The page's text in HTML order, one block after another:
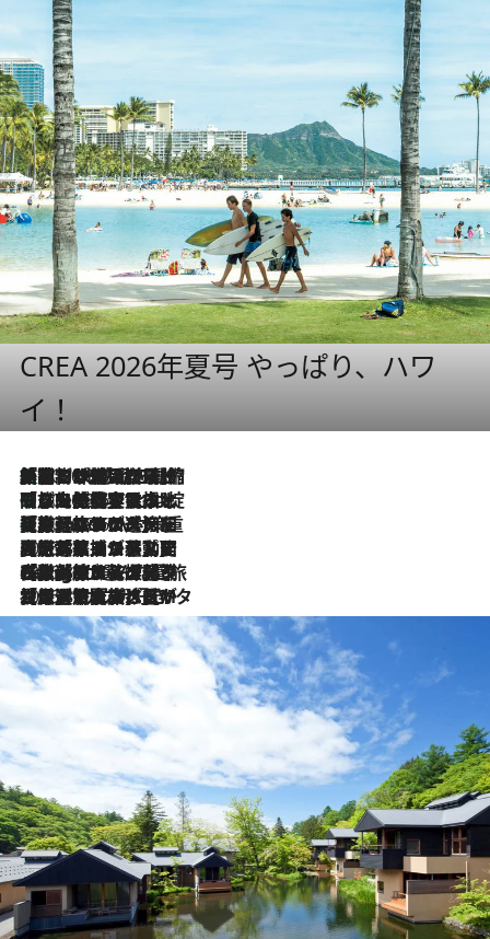
CREA 2026年夏号 やっぱり、ハワ
イ！
2026.8.6
「荷物が増えるほど旅ストレスは増す」美容ジャーナリストがたどり着いた最終結論。“化粧品を劇的に減らす”感動の凝縮美容とは
2026.8.6
「旅先には金髪ウィッグを持参」日本と同じメイクでは損してる!? 美容ジャーナリストが提案する“掟破りの旅美容”とは
2026.8.6
【厳選旅コスメ】「身軽さ＆UV対策重視！」ヘアアーティストshucoが選んだ夏旅ベストコスメを発表【Mサイズジップ】
2026.8.5
【厳選旅コスメ】国内をあちこち移動する河井菜摘が選んだ夏旅ベストコスメ発表！「リラックスアイテムはマスト」【Mサイズジップ】
2026.8.4
【厳選旅コスメ】「紫外線＆乾燥対策しながらメイク感も！」ヘア＆メイクGeorgeが選んだ夏旅ベストコスメを発表！【Mサイズジップ】
2026.8.3
【厳選旅コスメ】「保湿もタイパ重視！」“サウナ好き”タレント清水みさとが愛用する夏旅ベストコスメを発表！【Mサイズジップ】